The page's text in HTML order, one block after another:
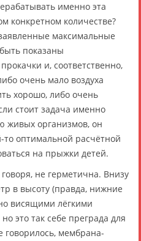
именно эта
конкретном количестве?
максимальные
показаны
и, соответственно,
очень мало воздуха
хорошо, либо очень
стоит задача именно
живых организмов, он
то оптимальной расчётной
на прыжки детей.
не герметична. Внизу
в высоту (правда, нижние
висящими лёгкими
это так себе преграда для
говорилось, мембрана-